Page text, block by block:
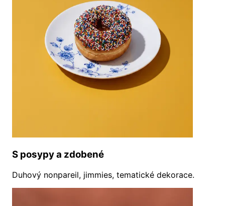
S posypy a zdobené
Duhový nonpareil, jimmies, tematické dekorace.